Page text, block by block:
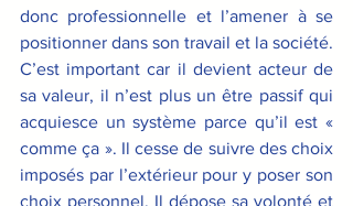
donc professionnelle et l’amener à se
positionner dans son travail et la société.
C’est important car il devient acteur de
sa valeur, il n’est plus un être passif qui
acquiesce un système parce qu’il est «
comme ça ». Il cesse de suivre des choix
imposés par l’extérieur pour y poser son
choix personnel. Il dépose sa volonté et